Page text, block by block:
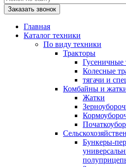
Заказать звонок
Главная
Каталог техники
По виду техники
Тракторы
Гусеничные
Колесные
тягачи и
Комбайны и
Жатки
Бункеры-